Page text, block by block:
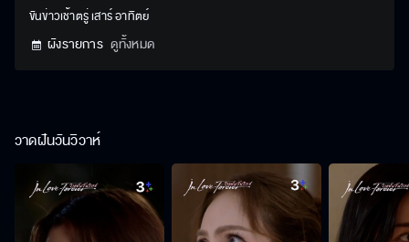
ขันข่าวเช้าตรู่ เสาร์ อาทิตย์
ผังรายการ ดูทั้งหมด
วาดฝันวันวิวาห์